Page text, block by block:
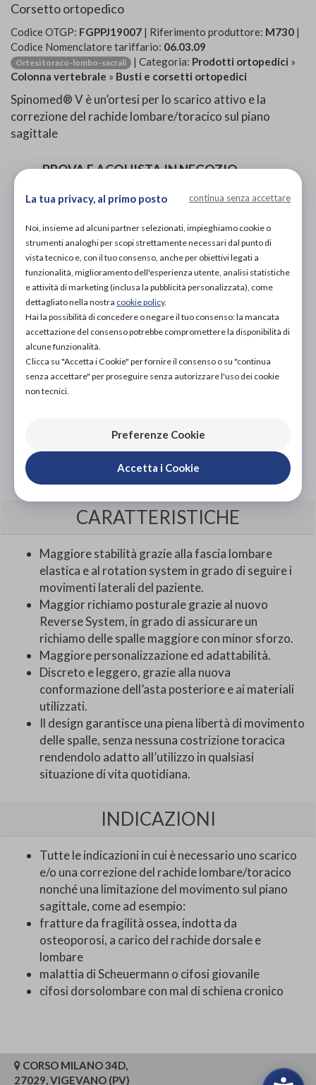
Corsetto ortopedico
Codice OTGP: FGPPJ19007 | Riferimento produttore: M730 |
Codice Nomenclatore tariffario: 06.03.09
Ortesi toraco-lombo-sacrali | Categoria: Prodotti ortopedici »
Colonna vertebrale » Busti e corsetti ortopedici
Spinomed® V è un’ortesi per lo scarico attivo e la
correzione del rachide lombare/toracico sul piano
sagittale
PROVA E ACQUISTA IN NEGOZIO
NON DISPONIBILE
ACQUISTA ONLINE
NON DISPONIBILE
Scarica il coupon
CARATTERISTICHE
Maggiore stabilità grazie alla fascia lombare
elastica e al rotation system in grado di seguire i
movimenti laterali del paziente.
Maggior richiamo posturale grazie al nuovo
Reverse System, in grado di assicurare un
richiamo delle spalle maggiore con minor sforzo.
Maggiore personalizzazione ed adattabilità.
Discreto e leggero, grazie alla nuova
conformazione dell’asta posteriore e ai materiali
utilizzati.
Il design garantisce una piena libertà di movimento
delle spalle, senza nessuna costrizione toracica
rendendolo adatto all’utilizzo in qualsiasi
situazione di vita quotidiana.
INDICAZIONI
Tutte le indicazioni in cui è necessario uno scarico
e/o una correzione del rachide lombare/toracico
nonché una limitazione del movimento sul piano
sagittale, come ad esempio:
fratture da fragilità ossea, indotta da
osteoporosi, a carico del rachide dorsale e
lombare
malattia di Scheuermann o cifosi giovanile
cifosi dorsolombare con mal di schiena cronico
CORSO MILANO 34D,
27029, VIGEVANO (PV)
La tua privacy, al primo posto continua senza accettare
Noi, insieme ad alcuni partner selezionati, impieghiamo cookie o
strumenti analoghi per scopi strettamente necessari dal punto di
vista tecnico e, con il tuo consenso, anche per obiettivi legati a
funzionalità, miglioramento dell'esperienza utente, analisi statistiche
e attività di marketing (inclusa la pubblicità personalizzata), come
dettagliato nella nostra cookie policy.
Hai la possibilità di concedere o negare il tuo consenso: la mancata
accettazione del consenso potrebbe compromettere la disponibilità di
alcune funzionalità.
Clicca su "Accetta i Cookie" per fornire il consenso o su "continua
senza accettare" per proseguire senza autorizzare l'uso dei cookie
non tecnici.
Preferenze Cookie
Accetta i Cookie